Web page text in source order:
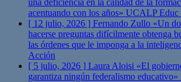
una deficiencia en la calidad de la
acentuando con los años» UCALPEduc
[ 12 julio, 2026 ] Fernando Zullo «Un
hacerse preguntas difícilmente obtenga
las órdenes que le imponga a la
Acción
[ 5 julio, 2026 ] Laura Aloisi «El
garantiza ningún federalismo educativo»